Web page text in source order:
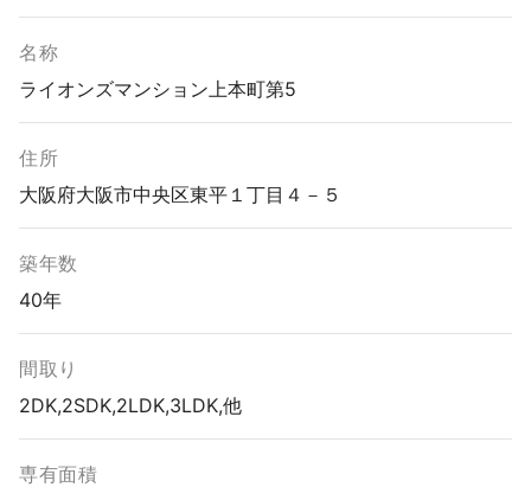
名称
ライオンズマンション上本町第5
住所
大阪府大阪市中央区東平１丁目４－５
築年数
40年
間取り
2DK,2SDK,2LDK,3LDK,他
専有面積